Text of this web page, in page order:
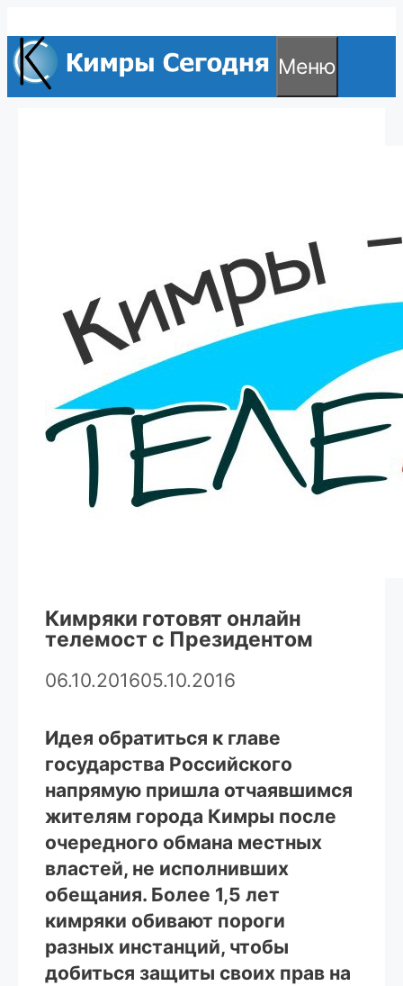
к
содержимому
Меню
Кимряки готовят онлайн
телемост с Президентом
06.10.201605.10.2016
Идея обратиться к главе
государства Российского
напрямую пришла отчаявшимся
жителям города Кимры после
очередного обмана местных
властей, не исполнивших
обещания. Более 1,5 лет
кимряки обивают пороги
разных инстанций, чтобы
добиться защиты своих прав на